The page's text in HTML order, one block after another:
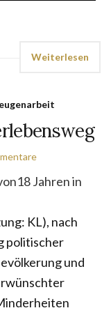
Weiterlesen
Jahren in